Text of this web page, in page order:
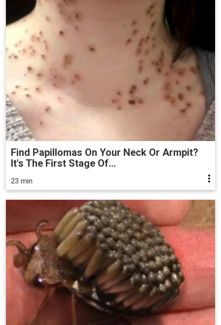
Find Papillomas On Your Neck Or Armpit?
It's The First Stage Of...
23 min